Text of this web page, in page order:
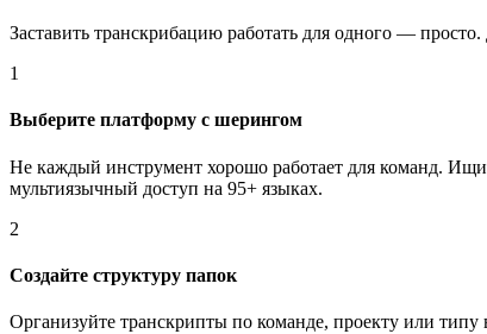
Заставить транскрибацию работать для одного —
1
Выберите платформу с шерингом
Не каждый инструмент хорошо работает для команд.
мультиязычный доступ на 95+ языках.
2
Создайте структуру папок
Организуйте транскрипты по команде, проекту или